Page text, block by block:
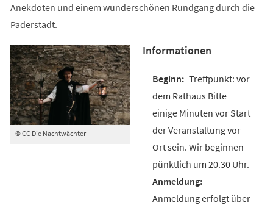
Anekdoten und einem wunderschönen Rundgang durch die
Paderstadt.
© CC Die Nachtwächter
Informationen
Treffpunkt: vor
dem Rathaus Bitte
einige Minuten vor Start
der Veranstaltung vor
Ort sein. Wir beginnen
pünktlich um 20.30 Uhr.
Anmeldung erfolgt über